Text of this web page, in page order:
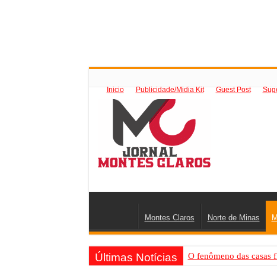
Inicio Publicidade/Midia Kit Guest Post
Montes Claros Norte de Minas
Últimas Notícias O fenômeno das casas